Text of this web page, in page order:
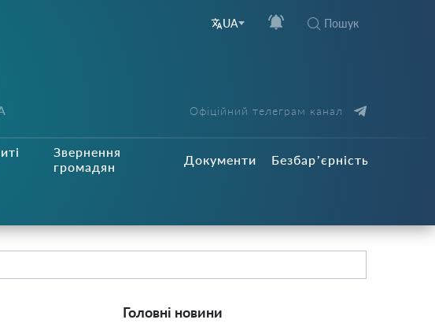
UA Пошук
Офіційний телеграм канал
Звернення
громадян
Документи Безбар’єрність
Головні новини